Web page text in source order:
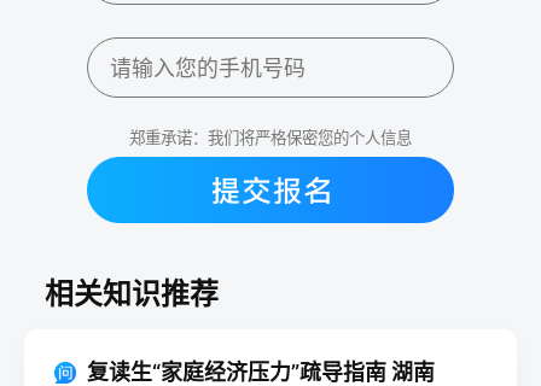
郑重承诺：我们将严格保密您的个人信息
相关知识推荐
复读生“家庭经济压力”疏导指南 湖南